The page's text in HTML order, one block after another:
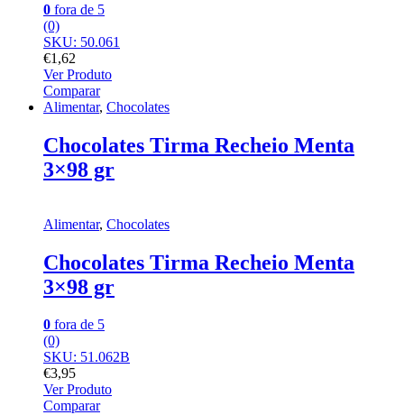
0 fora de 5
(0)
SKU: 50.061
€1,62
Ver Produto
Comparar
Alimentar, Chocolates
Chocolates Tirma Recheio Menta
3×98 gr
Alimentar, Chocolates
Chocolates Tirma Recheio Menta
3×98 gr
0 fora de 5
(0)
SKU: 51.062B
€3,95
Ver Produto
Comparar